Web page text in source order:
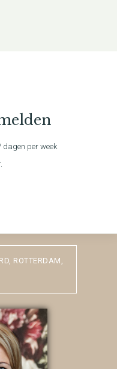
dagen per week
ROTTERDAM,